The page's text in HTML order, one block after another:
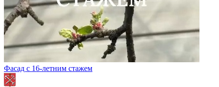
Фасад с 16-летним стажем